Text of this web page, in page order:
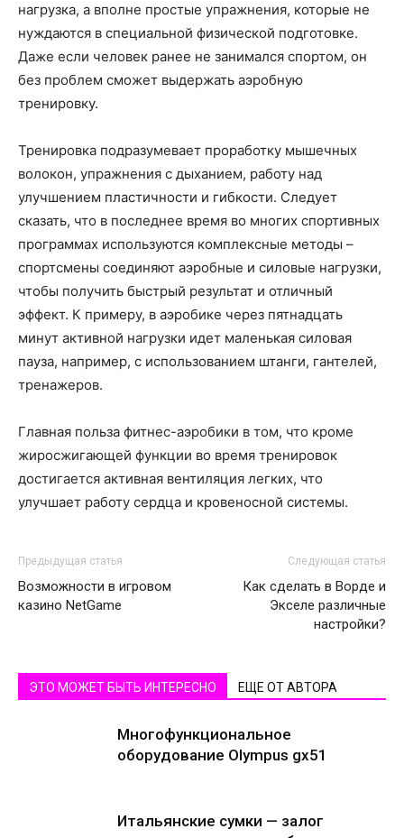
нагрузка, а вполне простые упражнения, которые не
нуждаются в специальной физической подготовке.
Даже если человек ранее не занимался спортом, он
без проблем сможет выдержать аэробную
тренировку.
Тренировка подразумевает проработку мышечных
волокон, упражнения с дыханием, работу над
улучшением пластичности и гибкости. Следует
сказать, что в последнее время во многих спортивных
программах используются комплексные методы –
спортсмены соединяют аэробные и силовые нагрузки,
чтобы получить быстрый результат и отличный
эффект. К примеру, в аэробике через пятнадцать
минут активной нагрузки идет маленькая силовая
пауза, например, с использованием штанги, гантелей,
тренажеров.
Главная польза фитнес-аэробики в том, что кроме
жиросжигающей функции во время тренировок
достигается активная вентиляция легких, что
улучшает работу сердца и кровеносной системы.
Предыдущая статья
Возможности в игровом
казино NetGame
Следующая статья
Как сделать в Ворде и
Экселе различные
настройки?
ЭТО МОЖЕТ БЫТЬ ИНТЕРЕСНО ЕЩЕ ОТ АВТОРА
Многофункциональное
оборудование Olympus gx51
Итальянские сумки — залог